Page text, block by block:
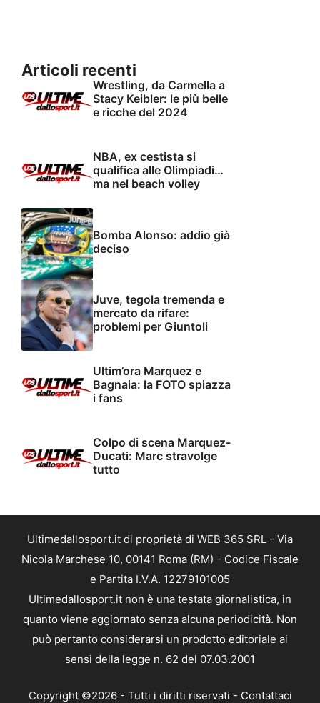
Articoli recenti
Wrestling, da Carmella a
Stacy Keibler: le più belle
e ricche del 2024
NBA, ex cestista si
qualifica alle Olimpiadi…
ma nel beach volley
Bomba Alonso: addio già
deciso
Juve, tegola tremenda e
mercato da rifare:
problemi per Giuntoli
Ultim’ora Marquez e
Bagnaia: la FOTO spiazza
i fans
Colpo di scena Marquez-
Ducati: Marc stravolge
tutto
Ultimedallosport.it di proprietà di WEB 365 SRL - Via
Nicola Marchese 10, 00141 Roma (RM) - Codice Fiscale
e Partita I.V.A. 12279101005
Ultimedallosport.it non è una testata giornalistica, in
quanto viene aggiornato senza alcuna periodicità. Non
può pertanto considerarsi un prodotto editoriale ai
sensi della legge n. 62 del 07.03.2001
Copyright ©2026 - Tutti i diritti riservati - Contattaci